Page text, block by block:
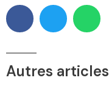
Autres articles